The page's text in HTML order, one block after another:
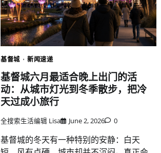
基督城 新闻速递
基督城六月最适合晚上出门的活
动：从城市灯光到冬季散步，把冷
天过成小旅行
全搜索生活编辑 Lisa June 2, 2026 0
基督城的冬天有一种特别的安静：白天